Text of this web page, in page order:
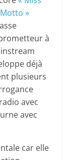
»
à
déjà
plusieurs
avec
avec
car elle